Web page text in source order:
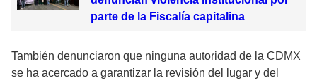
parte de la Fiscalía capitalina
También denunciaron que ninguna autoridad de la CDMX
se ha acercado a garantizar la revisión del lugar y del